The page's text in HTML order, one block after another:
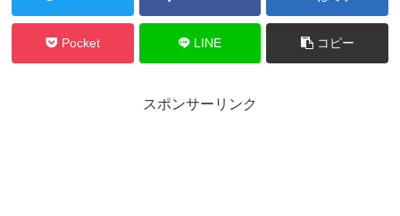
Pocket LINE コピー
スポンサーリンク